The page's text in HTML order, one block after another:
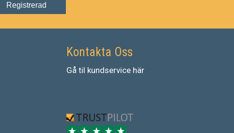
Registrerad
Kontakta Oss
Gå til kundservice här